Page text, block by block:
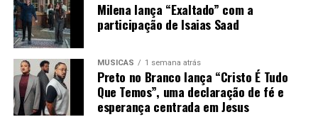
Milena lança “Exaltado” com a
participação de Isaias Saad
MÚSICAS 1 semana atrás
Preto no Branco lança “Cristo É Tudo
Que Temos”, uma declaração de fé e
esperança centrada em Jesus